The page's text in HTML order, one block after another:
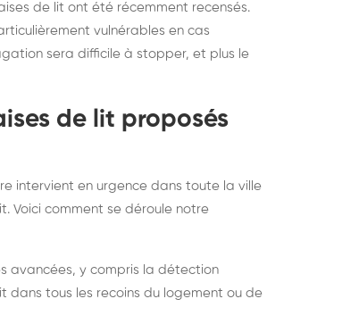
de lit ont été récemment recensés.
vulnérables en cas
sera difficile à stopper, et plus le
de lit proposés
intervient en urgence dans toute la ville
Voici comment se déroule notre
avancées, y compris la détection
dans tous les recoins du logement ou de